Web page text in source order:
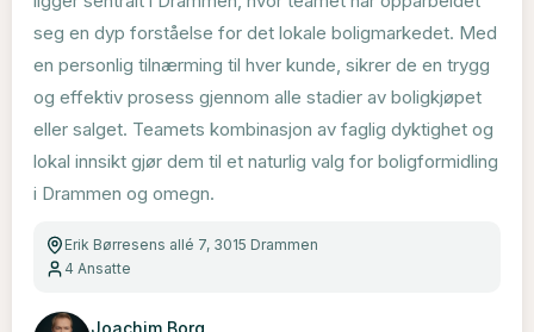
seg en dyp forståelse for det lokale boligmarkedet. Med
en personlig tilnærming til hver kunde, sikrer de en trygg
og effektiv prosess gjennom alle stadier av boligkjøpet
eller salget. Teamets kombinasjon av faglig dyktighet og
lokal innsikt gjør dem til et naturlig valg for boligformidling
i Drammen og omegn.
Erik Børresens allé 7, 3015 Drammen
4 Ansatte
Joachim Borg